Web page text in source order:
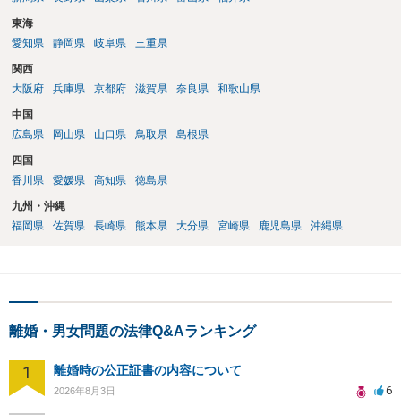
東海
愛知県
静岡県 岐阜県 三重県
関西
大阪府
兵庫県 京都府 滋賀県 奈良県 和歌山県
中国
広島県
岡山県 山口県 鳥取県 島根県
四国
香川県
愛媛県 高知県 徳島県
九州・沖縄
福岡県
佐賀県 長崎県 熊本県 大分県 宮崎県 鹿児島県 沖縄県
離婚・男女問題の法律Q&Aランキング
1 離婚時の公正証書の内容について
2026年8月3日 6